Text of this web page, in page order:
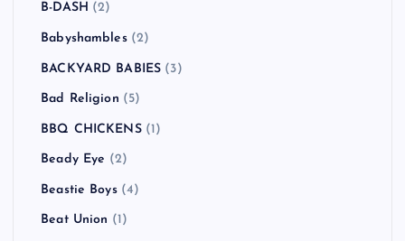
B-DASH (2)
Babyshambles(2)
BACKYARD BABIES (3)
Bad Religion (5)
BBQ CHICKENS(1)
Beady Eye (2)
Beastie Boys(4)
Beat Union (1)